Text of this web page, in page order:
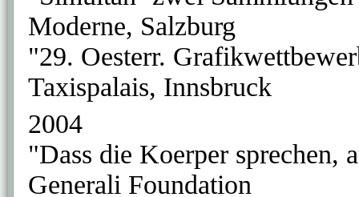
Moderne, Salzburg
"29. Oesterr.
Taxispalais, Innsbruck
2004
"Dass die Koerper sprechen,
Generali Foundation